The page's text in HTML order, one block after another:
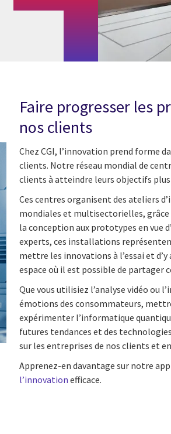
Faire progresser les
nos clients
Chez CGI, l’innovation prend forme
clients. Notre réseau mondial de
clients à atteindre leurs objectifs
Ces centres organisent des ateliers
mondiales et multisectorielles, grâce
la conception aux prototypes en vue
experts, ces installations
mettre les innovations à l’essai et
espace où il est possible de partager
Que vous utilisiez l’analyse vidéo
émotions des consommateurs,
expérimenter l’informatique
futures tendances et des
sur les entreprises de nos clients et
Apprenez-en davantage sur notre
l’innovation efficace.